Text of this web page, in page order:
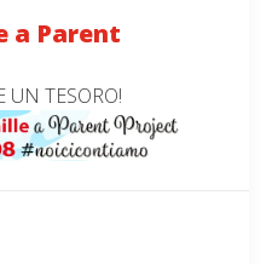
a Parent
UN TESORO!